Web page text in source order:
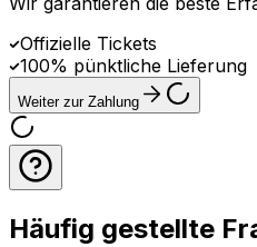
Offizielle Tickets
100% pünktliche Lieferung
Weiter zur Zahlung
Häufig gestellte